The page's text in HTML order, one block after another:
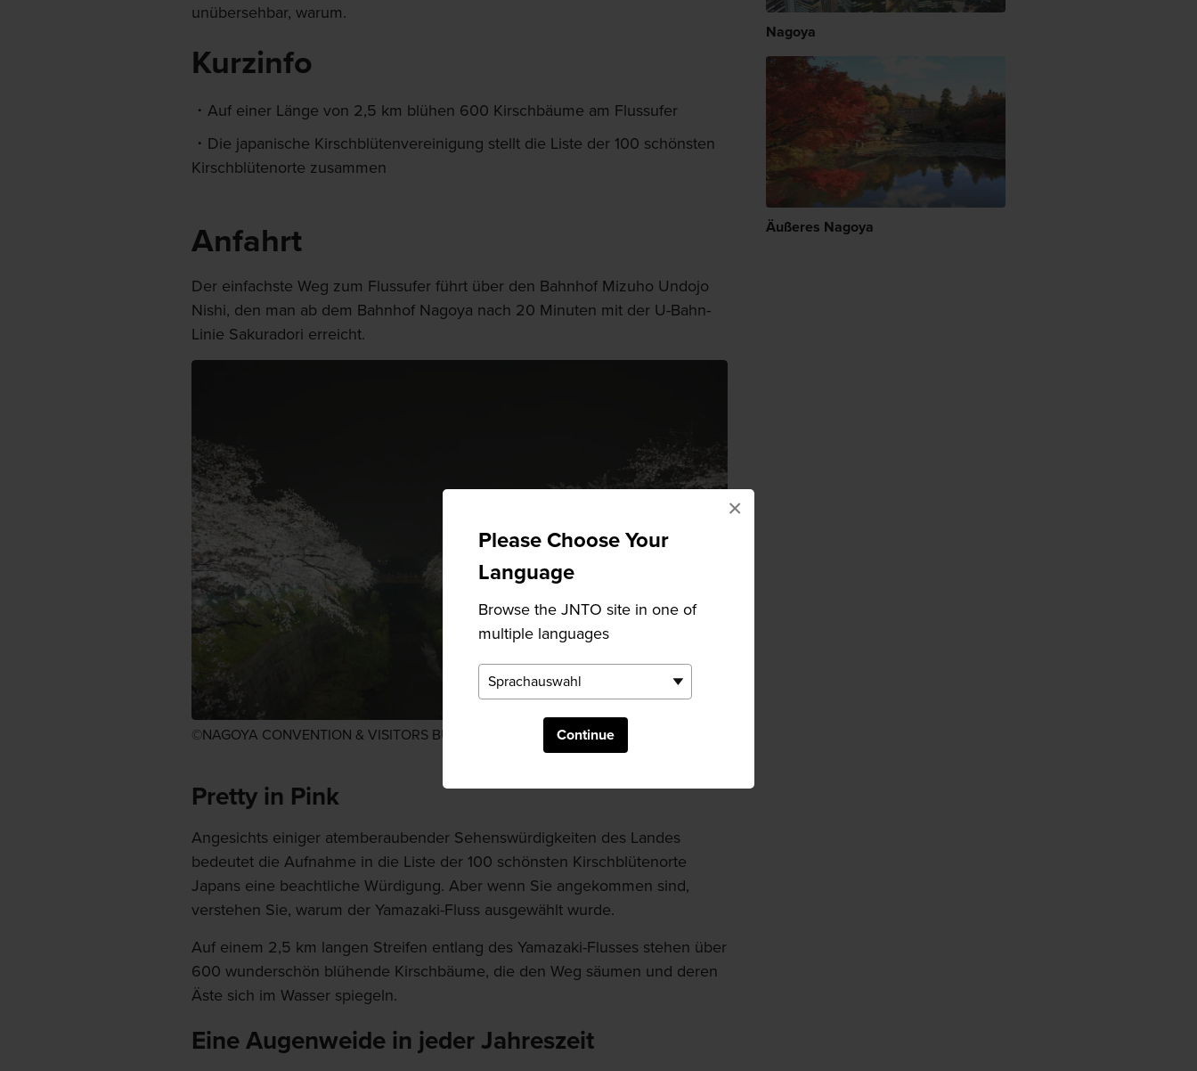
Please Choose Your
Language
Browse the JNTO site in one of
multiple languages
Continue
×
unübersehbar, warum.
Kurzinfo
Auf einer Länge von 2,5 km blühen 600 Kirschbäume am Flussufer
Die japanische Kirschblütenvereinigung stellt die Liste der 100 schönsten
Kirschblütenorte zusammen
Anfahrt
Der einfachste Weg zum Flussufer führt über den Bahnhof Mizuho Undojo
Nishi, den man ab dem Bahnhof Nagoya nach 20 Minuten mit der U-Bahn-
Linie Sakuradori erreicht.
©️NAGOYA CONVENTION & VISITORS BUREAU
Pretty in Pink
Angesichts einiger atemberaubender Sehenswürdigkeiten des Landes
bedeutet die Aufnahme in die Liste der 100 schönsten Kirschblütenorte
Japans eine beachtliche Würdigung. Aber wenn Sie angekommen sind,
verstehen Sie, warum der Yamazaki-Fluss ausgewählt wurde.
Auf einem 2,5 km langen Streifen entlang des Yamazaki-Flusses stehen über
600 wunderschön blühende Kirschbäume, die den Weg säumen und deren
Äste sich im Wasser spiegeln.
Eine Augenweide in jeder Jahreszeit
Nagoya
Äußeres Nagoya